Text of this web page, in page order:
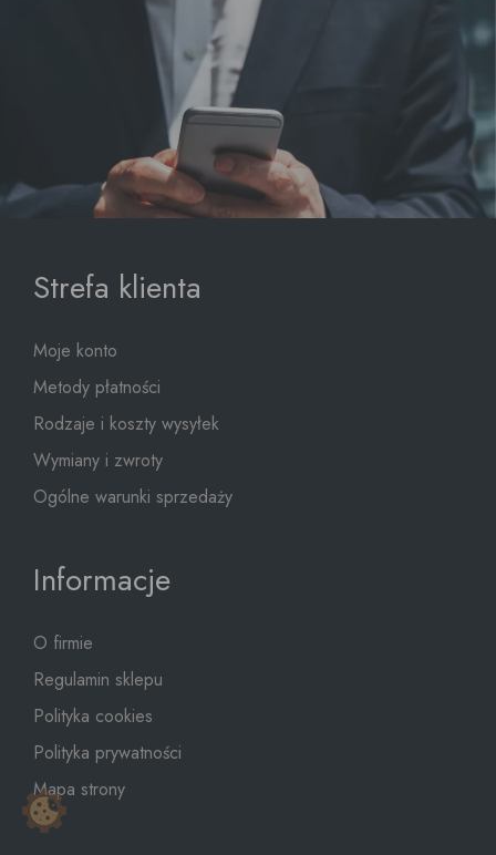
Strefa klienta
Moje konto
Metody płatności
Rodzaje i koszty wysyłek
Wymiany i zwroty
Ogólne warunki sprzedaży
Informacje
O firmie
Regulamin sklepu
Polityka cookies
Polityka prywatności
Mapa strony